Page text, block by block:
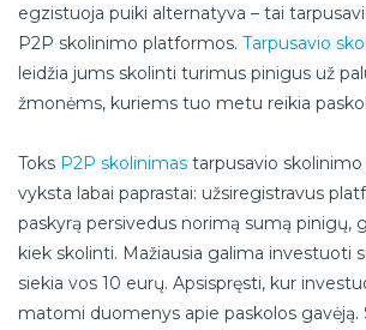
egzistuoja puiki alternatyva – tai
P2P skolinimo platformos. Tarpusavio
leidžia jums skolinti turimus pinigus už
žmonėms, kuriems tuo metu reikia
Toks P2P skolinimas tarpusavio
vyksta labai paprastai: užsiregistravus
paskyrą persivedus norimą sumą pinigų,
kiek skolinti. Mažiausia galima investuoti
siekia vos 10 eurų. Apsispręsti, kur
matomi duomenys apie paskolos gavėją.